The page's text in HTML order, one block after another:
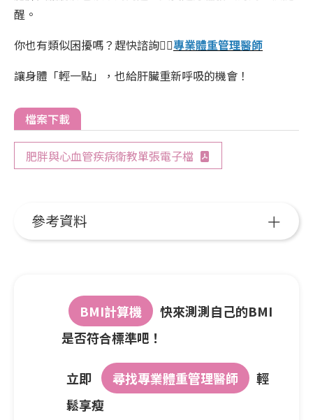
醒。
你也有類似困擾嗎？趕快諮詢👉🏻專業體重管理醫師
讓身體「輕一點」，也給肝臟重新呼吸的機會！
檔案下載
肥胖與心血管疾病衛教單張電子檔
參考資料
BMI計算機
快來測測自己的BMI
是否符合標準吧！
立即 尋找專業體重管理醫師
輕
鬆享瘦